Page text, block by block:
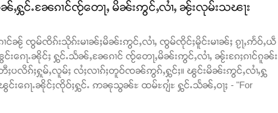
ႁွင်ႉၼႄၵၢင်ၸႂ်တေႃႇ မိၼ်းဢွင်ႇလၢႆႇ ၼႂ်းလုမ်းသၽႃး
ၵၢင်ၼႂ် ၸွမ်ၸိၵ်းသိုၵ်းမၢၼ်ႈမိၼ်းဢွင်ႇလၢႆႇ ၸွမ်ၸိုင်ႈမိူင်းမၢၼ်ႈ ၵႂႃႇဢႅဝ်ႇယဵ
ၵေႃႉၼိုင်ႈ ႁွင်ႉသႅၼ်ႇၼႄၵၢင် ၸႂ်တေႃႇမိၼ်းဢွင်ႇလၢႆႇ ၼႂ်းၵႄႈၵၢင်ၵူၼ်း
ႈပလိၵ်ႈႁူမ်ႇလူမ်ႈ လႆႈလၢၵ်ႈတူဝ်ၸၼ်ဢွၵ်ႇႁွင်ႈ။ ၽွင်းမိၼ်းဢွင်ႇလၢႆႇႁွ
ေႃႉၼိုင်ႈၸိုဝ်ႈႁွင်ႉ ဢၼုသွၼ်ႊ ထမ်ႊၵျႆႊ ႁွင်ႉသႅၼ်ႇဝႃႈ - "For